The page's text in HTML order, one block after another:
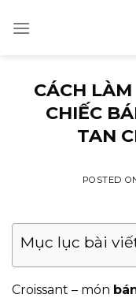
CÁCH
CHIẾC
TAN
POSTED
Mục lục bài
Croissant – món